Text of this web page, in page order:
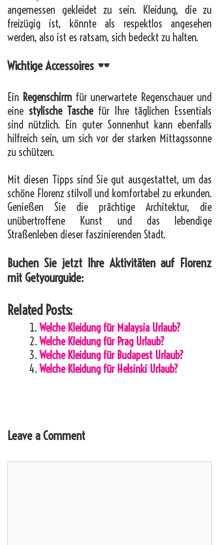
angemessen gekleidet zu sein. Kleidung, die zu
freizügig ist, könnte als respektlos angesehen
werden, also ist es ratsam, sich bedeckt zu halten.
Wichtige Accessoires
Ein Regenschirm für unerwartete Regenschauer und
eine stylische Taschefür Ihre täglichen Essentials
sind nützlich. Ein guter Sonnenhut kann ebenfalls
hilfreich sein, um sich vor der starken Mittagssonne
zu schützen.
Mit diesen Tipps sind Sie gut ausgestattet, um das
schöne Florenz stilvoll und komfortabel zu erkunden.
Genießen Sie die prächtige Architektur, die
unübertroffene Kunst und das lebendige
Straßenleben dieser faszinierenden Stadt.
Buchen Sie jetzt Ihre Aktivitäten auf Florenz
mit Getyourguide:
Related Posts:
Welche Kleidung für Malaysia Urlaub?
Welche Kleidung für Prag Urlaub?
Welche Kleidung für Budapest Urlaub?
Welche Kleidung für Helsinki Urlaub?
Leave a Comment